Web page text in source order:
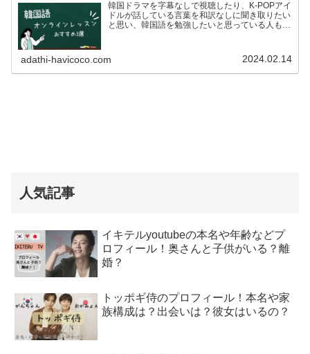
韓国ドラマを字幕なしで視聴したり、K-POPアイ
ドルが話している言葉を和訳なしに聞き取りたい
と思い、韓国語を勉強したいと思っている人も多
adathi-havicoco.com 2024.02.14
人気記事
イキテルyoutubeの本名や年齢などプ
ロフィール！奥さんと子供がいる？離
婚？
トッポギ侍のプロフィール！本名や家
族構成は？出会いは？彼女はいるの？